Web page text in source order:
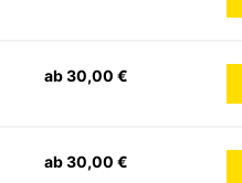
ab 30,00 €
ab 30,00 €